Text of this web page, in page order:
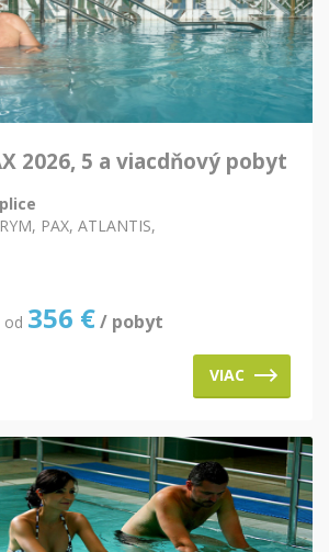
2026, 5 a viacdňový pobyt
PAX, ATLANTIS,
od 356 € / pobyt
VIAC